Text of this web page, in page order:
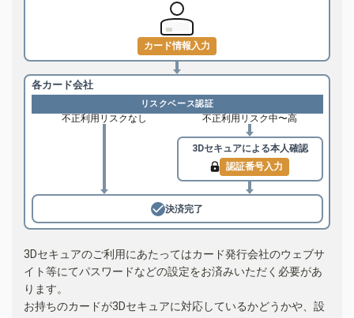
カード情報入力
各カード会社
リスクベース認証
不正利用リスクなし 不正利用リスク中〜高
3Dセキュアによる本人確認
認証番号入力
決済完了
3Dセキュアのご利用にあたってはカード発行会社のウェブサ
イト等にてパスワードなどの設定をお済みいただく必要があ
ります。
お持ちのカードが3Dセキュアに対応しているかどうかや、設